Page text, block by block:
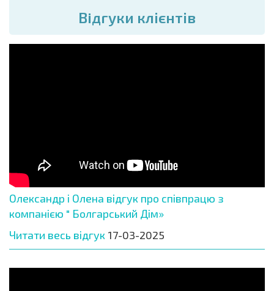
Вiдгуки клієнтів
Олександр і Олена відгук про співпрацю з
компанією " Болгарський Дім»
Читати весь відгук 17-03-2025